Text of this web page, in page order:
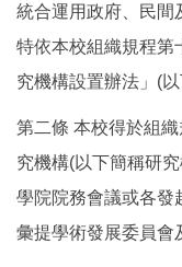
統合運用政府、民間
特依本校組織規程第
究機構設置辦法」(以
第二條 本校得於組
究機構(以下簡稱研
學院院務會議或各發
彙提學術發展委員會